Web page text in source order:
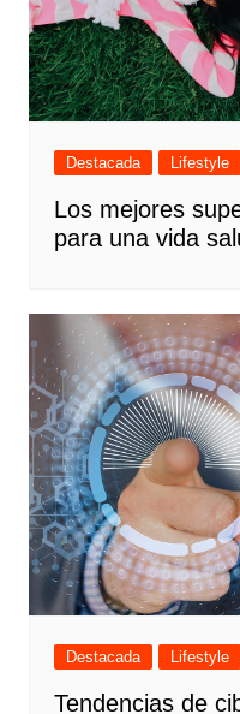
Destacada Lifestyle
Los mejores
para una vida
Destacada Lifestyle
Tendencias de